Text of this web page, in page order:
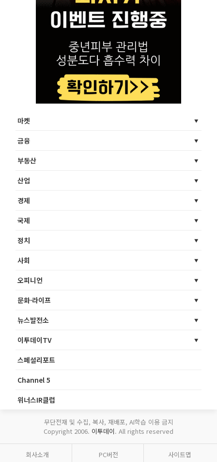
마켓
금융
부동산
산업
경제
국제
정치
사회
오피니언
문화·라이프
뉴스발전소
이투데이TV
스페셜리포트
Channel 5
위너스IR클럽
무단전재 및 수집, 복사, 재배포, AI학습 이용 금지
Copyright 2006. 이투데이. All rights reserved
회사소개 PC버전 사이트맵